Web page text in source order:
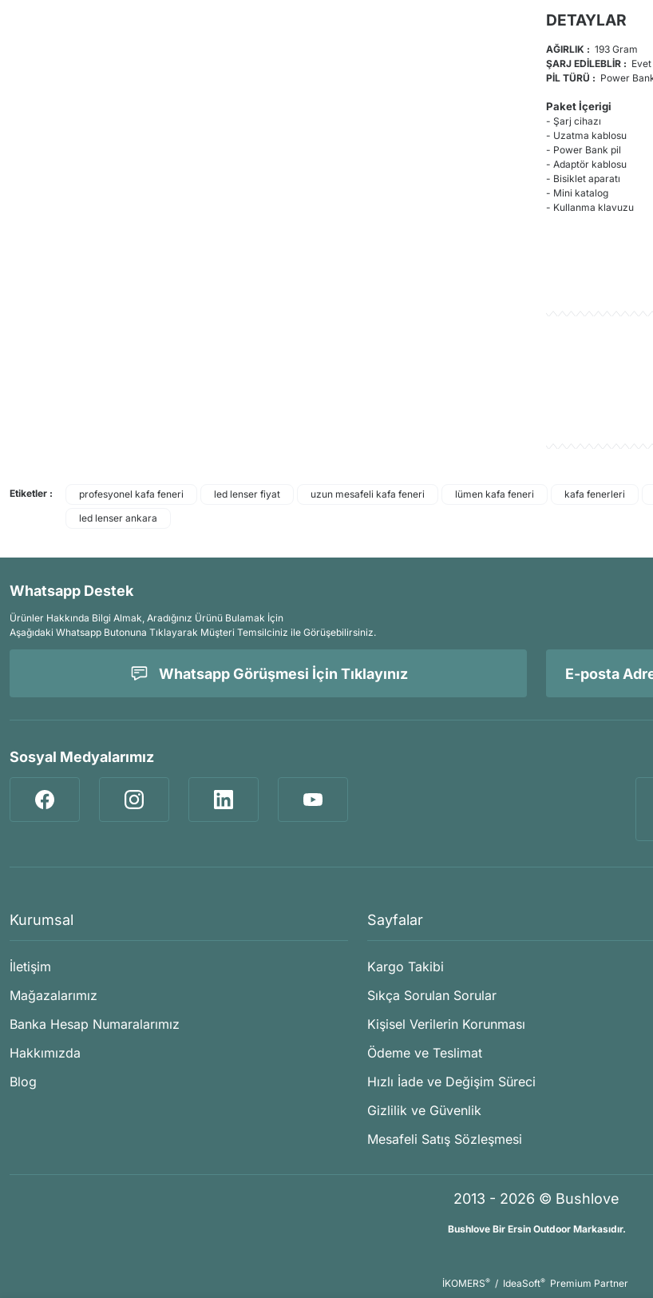
DETAYLAR
AĞIRLIK : 193 Gram
ŞARJ EDİLEBLİR : Evet
PİL TÜRÜ : Power
Paket İçerigi
- Şarj cihazı
- Uzatma kablosu
- Power Bank pil
- Adaptör kablosu
- Bisiklet aparatı
- Mini katalog
- Kullanma klavuzu
Etiketler : profesyonel kafa feneri led lenser fiyat uzun mesafeli kafa feneri lümen kafa feneri kafa fenerleri
led lenser ankara
Whatsapp Destek
Ürünler Hakkında Bilgi Almak, Aradığınız Ürünü Bulamak İçin
Aşağıdaki Whatsapp Butonuna Tıklayarak Müşteri Temsilciniz ile Görüşebilirsiniz.
Whatsapp Görüşmesi İçin Tıklayınız
Sosyal Medyalarımız
Kurumsal
İletişim
Mağazalarımız
Banka Hesap Numaralarımız
Hakkımızda
Blog
Sayfalar
Kargo Takibi
Sıkça Sorulan Sorular
Kişisel Verilerin Korunması
Ödeme ve Teslimat
Hızlı İade ve Değişim Süreci
Gizlilik ve Güvenlik
Mesafeli Satış Sözleşmesi
2013 - 2026 © Bushlove
Bushlove Bir Ersin Outdoor Markasıdır.
İKOMERS® / IdeaSoft® Premium Partner